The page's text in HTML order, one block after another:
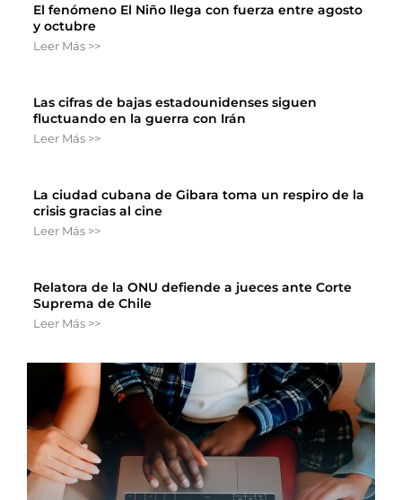
El fenómeno El Niño llega con fuerza entre agosto
y octubre
Leer Más >>
Las cifras de bajas estadounidenses siguen
fluctuando en la guerra con Irán
Leer Más >>
La ciudad cubana de Gibara toma un respiro de la
crisis gracias al cine
Leer Más >>
Relatora de la ONU defiende a jueces ante Corte
Suprema de Chile
Leer Más >>